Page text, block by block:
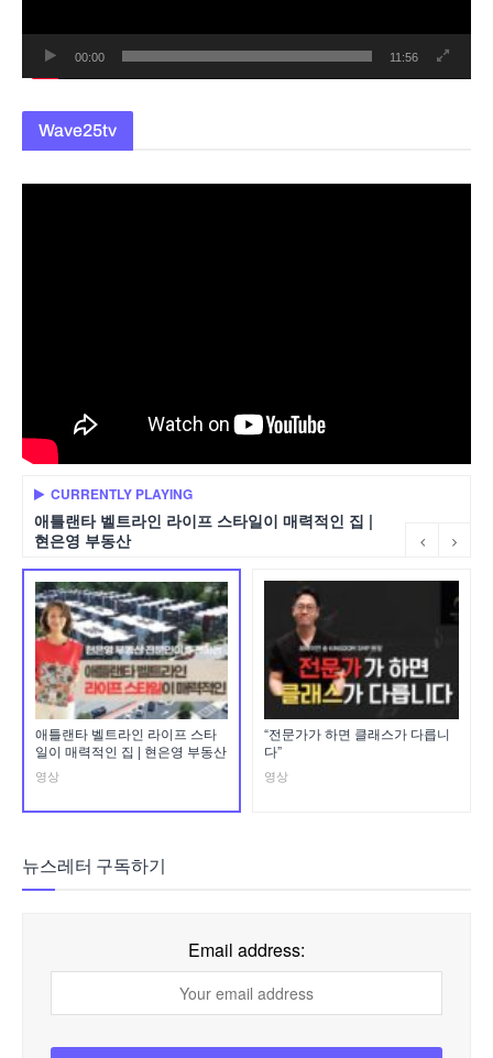
00:00 11:56
Wave25tv
CURRENTLY PLAYING
애틀랜타 벨트라인 라이프 스타일이 매력적인 집 |
현은영 부동산
애틀랜타 벨트라인 라이프 스타
일이 매력적인 집 | 현은영 부동산
영상
“전문가가 하면 클래스가 다릅니
다”
영상
뉴스레터 구독하기
Email address: